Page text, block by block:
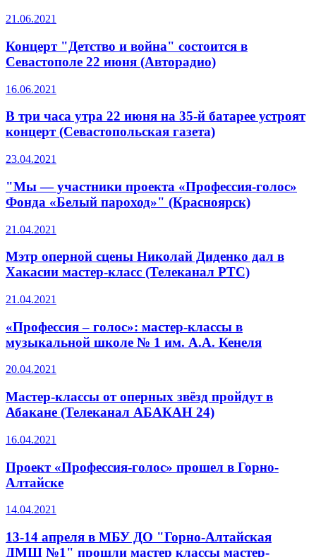
21.06.2021
Концерт "Детство и война" состоится в
Севастополе 22 июня (Авторадио)
16.06.2021
В три часа утра 22 июня на 35-й батарее устроят
концерт (Севастопольская газета)
23.04.2021
"Мы — участники проекта «Профессия-голос»
Фонда «Белый пароход»" (Красноярск)
21.04.2021
Мэтр оперной сцены Николай Диденко дал в
Хакасии мастер-класс (Телеканал РТС)
21.04.2021
«Профессия – голос»: мастер-классы в
музыкальной школе № 1 им. А.А. Кенеля
20.04.2021
Мастер-классы от оперных звёзд пройдут в
Абакане (Телеканал АБАКАН 24)
16.04.2021
Проект «Профессия-голос» прошел в Горно-
Алтайске
14.04.2021
13-14 апреля в МБУ ДО "Горно-Алтайская
ДМШ №1" прошли мастер классы мастер-